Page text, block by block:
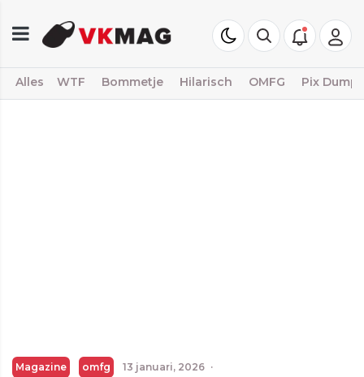
Alles WTF Bommetje Hilarisch OMFG Pix Dump
Magazine omfg 13 januari, 2026 ·